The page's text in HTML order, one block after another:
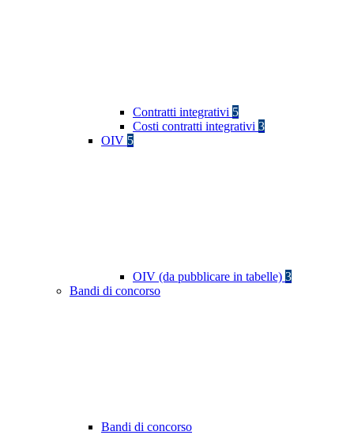
Contratti integrativi 5
Costi contratti integrativi 3
OIV 5
OIV (da pubblicare in tabelle) 3
Bandi di concorso
Bandi di concorso